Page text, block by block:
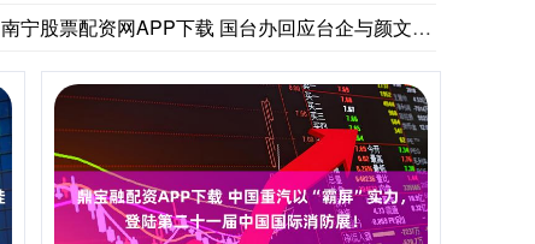
南宁股票配资网APP下载 国台办回应台企与颜文群切割：搞“台